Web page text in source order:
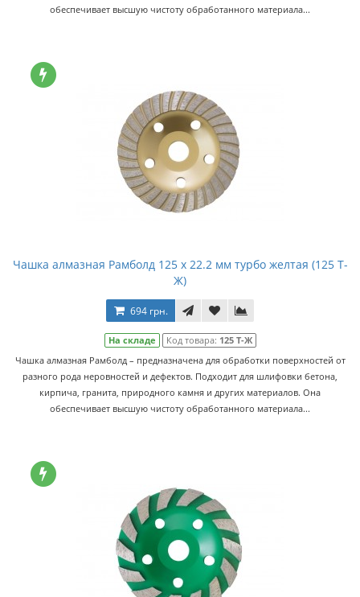
обеспечивает высшую чистоту обработанного материала...
Чашка алмазная Рамболд 125 x 22.2 мм турбо желтая (125 Т-
Ж)
694 грн.
На складе Код товара: 125 Т-Ж
Чашка алмазная Рамболд – предназначена для обработки поверхностей от
разного рода неровностей и дефектов. Подходит для шлифовки бетона,
кирпича, гранита, природного камня и других материалов. Она
обеспечивает высшую чистоту обработанного материала...